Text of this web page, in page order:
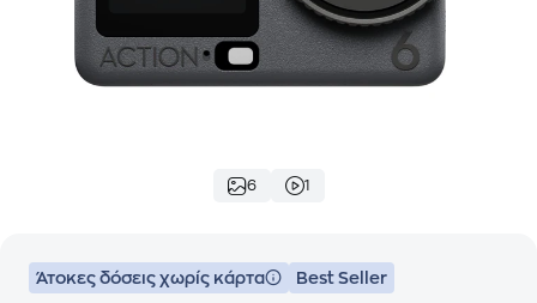
6 1
Άτοκες δόσεις χωρίς κάρτα Best Seller